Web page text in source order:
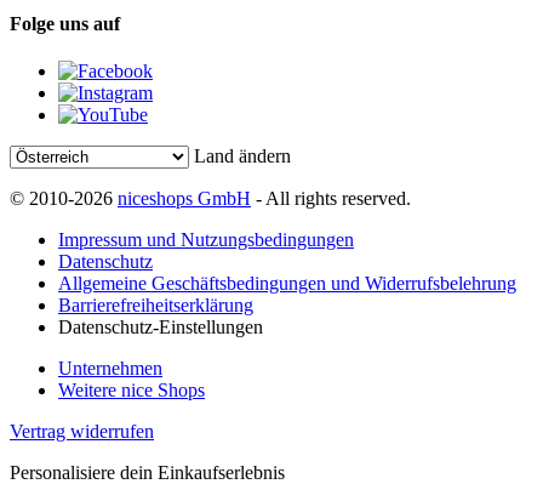
Folge uns auf
Land ändern
© 2010-2026 niceshops GmbH - All rights reserved.
Impressum und Nutzungsbedingungen
Datenschutz
Allgemeine Geschäftsbedingungen und Widerrufsbelehrung
Barrierefreiheitserklärung
Datenschutz-Einstellungen
Unternehmen
Weitere nice Shops
Vertrag widerrufen
Personalisiere dein Einkaufserlebnis